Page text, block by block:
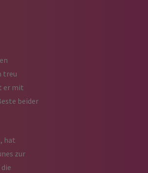
treu
er mit
beider
hat
zur